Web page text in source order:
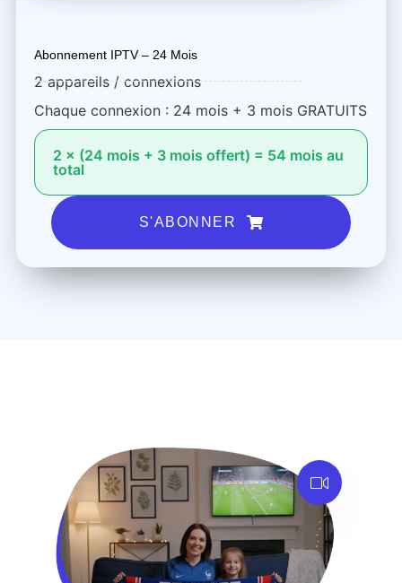
Abonnement IPTV – 24 Mois
2 appareils / connexions
Chaque connexion : 24 mois + 3 mois GRATUITS
2 × (24 mois + 3 mois offert) = 54 mois au
total
S'ABONNER